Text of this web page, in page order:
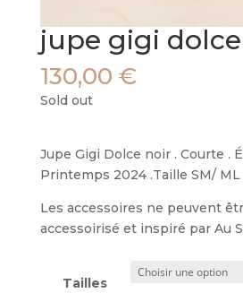
jupe gigi dolce
130,00 €
Sold out
Jupe Gigi Dolce noir . Courte .
Printemps 2024 .Taille SM/ ML
Les accessoires ne peuvent
accessoirisé et inspiré par Au
Tailles